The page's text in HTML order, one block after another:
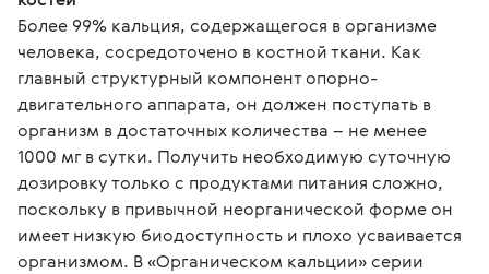
Более 99% кальция, содержащегося в организме
человека, сосредоточено в костной ткани. Как
главный структурный компонент опорно-
двигательного аппарата, он должен поступать в
организм в достаточных количества – не менее
1000 мг в сутки. Получить необходимую суточную
дозировку только с продуктами питания сложно,
поскольку в привычной неорганической форме он
имеет низкую биодоступность и плохо усваивается
организмом. В «Органическом кальции» серии